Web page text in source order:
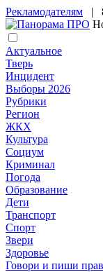
Рекламодателям |
Актуальное
Тверь
Инцидент
Выборы 2026
Рубрики
Регион
ЖКХ
Культура
Социум
Криминал
Погода
Образование
Дети
Транспорт
Спорт
Звери
Здоровье
Говори и пиши